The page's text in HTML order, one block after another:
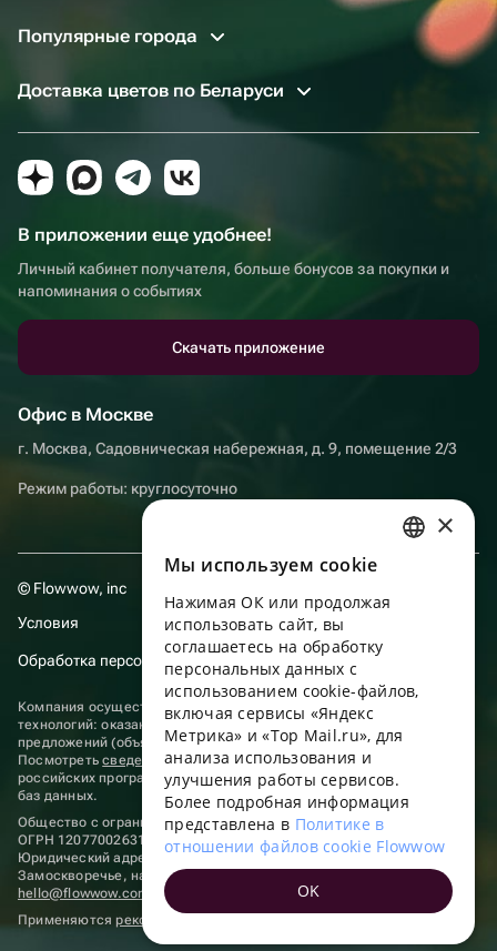
Популярные города
Доставка цветов по Беларуси
В приложении еще удобнее!
Личный кабинет получателя, больше бонусов за покупки и
напоминания о событиях
Скачать приложение
Офис в Москве
г. Москва, Садовническая набережная, д. 9, помещение 2/3
Режим работы: круглосуточно
© Flowwow, inc
Условия
Обработка персональных данных
Компания осуществляет деятельность в области информационных
технологий: оказание услуг в сети “Интернет” по размещению
предложений (объявлений) продавцов о реализации товаров.
Посмотретьсведения о программах, включенных в реестр
российских программ для электронных вычислительных машин и
баз данных.
Общество с ограниченной ответственностью «ФЛАУВАУ»
ОГРН 1207700263198, ИНН 9702020445
Юридический адрес: г. Москва, вн.тер. г. Муниципальный округ
Замоскворечье, наб. Садовническая, д. 9, помещ. 2/3.
hello@flowwow.com
8 800 555-16-15
Применяютсярекомендательные технологии
ENGLISH
UKRAINIAN
PORTUGUESE
FRENCH
TURKISH
POLISH
×
Мы используем сookie
Нажимая ОК или продолжая
использовать сайт, вы
соглашаетесь на обработку
персональных данных с
использованием cookie-файлов,
включая сервисы «Яндекс
Метрика» и «Top Mail.ru», для
анализа использования и
улучшения работы сервисов.
Более подробная информация
представлена в Политике в
отношении файлов cookie Flowwow
OK